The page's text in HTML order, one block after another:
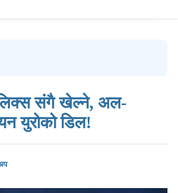
संगै खेल्ने, अल-
युरोको डिल!